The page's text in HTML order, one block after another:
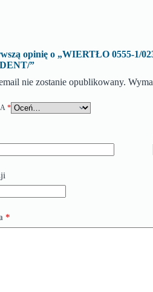
opinię o „WIERTŁO 0555-1/
”
nie zostanie opublikowany.
*
*